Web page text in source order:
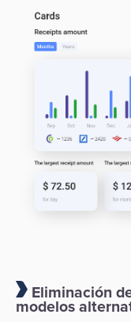
Eliminación
modelos